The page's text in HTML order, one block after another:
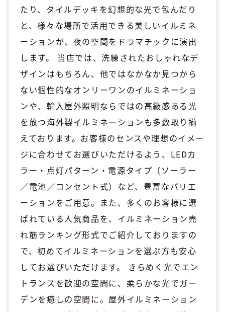
たり、タイルデッキを幻想的な光で包んだり
と、様々な場所で活用できる美しいイルミネ
ーションが、夜の空間をドラマチックに演出
します。 当店では、洗練されたおしゃれなデ
ザインはもちろん、他ではなかなか見つから
ない個性的なオンリーワンのイルミネーショ
ンや、輸入屋外照明ならではの高級感ある光
を放つ海外製イルミネーションも多数取り揃
えております。お客様のセンスや理想のイメー
ジに合わせてお選びいただけるよう、LEDカ
ラー・点灯パターン・電源タイプ（ソーラー
／電池／コンセント式）など、豊富なバリエ
ーションをご用意。また、多くのお客様に選
ばれている人気商品を、イルミネーション売
れ筋ランキング形式でご紹介しておりますの
で、初めてイルミネーションを選ぶ方も安心
してお選びいただけます。 きらめく光でエン
トランスを歓迎の空間に、柔らかな光でガー
デンを癒しの空間に。屋外イルミネーション